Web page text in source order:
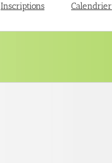
Inscriptions Calendrier